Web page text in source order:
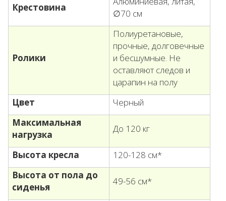
Крестовина
∅70 см
Ролики
Полиуретановые,
прочные, долговечные
и бесшумные. Не
оставляют следов и
царапин на полу
Цвет
Черный
Максимальная
нагрузка
До 120 кг
Высота кресла
120-128 см*
Высота от пола до
сиденья
49-56 см*